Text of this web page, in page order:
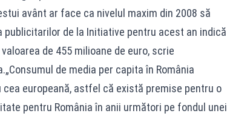
avânt ar face ca nivelul maxim din 2008 să
de la Initiative pentru acest an indică
de 455 milioane de euro, scrie
de media per capita în România
europeană, astfel că există premise pentru o
pentru România în anii următori pe fondul unei